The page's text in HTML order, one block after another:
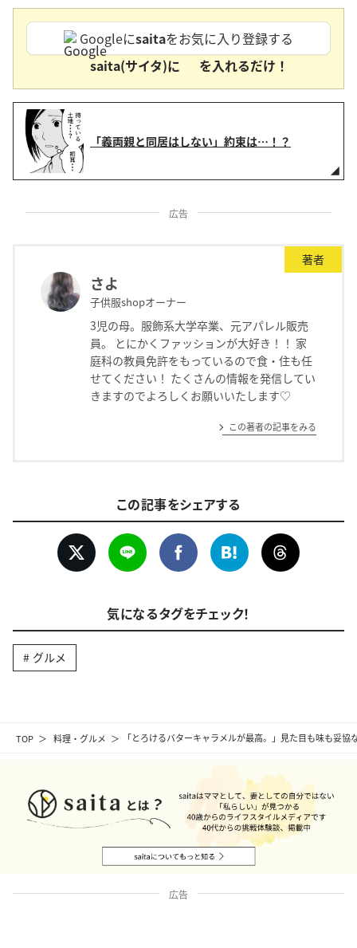
TOP 料理・グルメ 「とろけるバターキャラメルが最高。」見た目も味も妥
Googleにsaitaをお気に入り登録する
saita(サイタ)に
を入れるだけ！
「義両親と同居はしない」約束は…！？
広告
著者
さよ
子供服shopオーナー
3児の母。服飾系大学卒業、元アパレル販売
員。 とにかくファッションが大好き！！ 家
庭科の教員免許をもっているので食・住も任
せてください！ たくさんの情報を発信してい
きますのでよろしくお願いいたします♡
この著者の記事をみる
この記事をシェアする
気になるタグをチェック！
グルメ
広告